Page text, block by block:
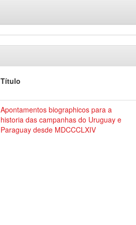
Título
Apontamentos biographicos para a
historia das campanhas do Uruguay e
Paraguay desde MDCCCLXIV